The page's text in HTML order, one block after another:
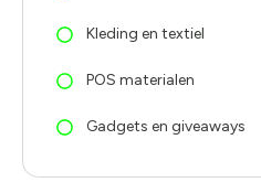
Kleding en textiel
POS materialen
Gadgets en giveaways